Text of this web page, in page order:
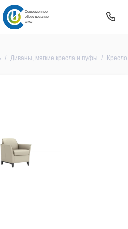
Современное
оборудование
школ
Диваны, мягкие кресла и пуфы